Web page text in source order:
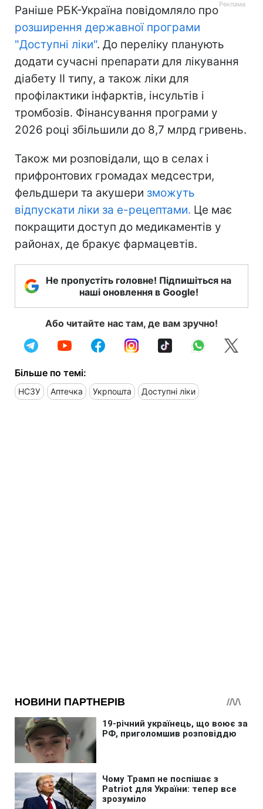
Раніше РБК-Україна повідомляло про
розширення державної програми
"Доступні ліки". До переліку планують
додати сучасні препарати для лікування
діабету ІІ типу, а також ліки для
профілактики інфарктів, інсультів і
тромбозів. Фінансування програми у
2026 році збільшили до 8,7 млрд гривень.
Також ми розповідали, що в селах і
прифронтових громадах медсестри,
фельдшери та акушери зможуть
відпускати ліки за е-рецептами. Це має
покращити доступ до медикаментів у
районах, де бракує фармацевтів.
Не пропустіть головне! Підпишіться на
наші оновлення в Google!
Або читайте нас там, де вам зручно!
Більше по темі:
НСЗУ Аптечка Укрпошта Доступні ліки